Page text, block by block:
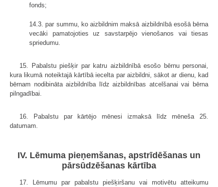
fonds;
14.3. par summu, ko aizbildnim maksā aizbildnībā esošā bērna
vecāki pamatojoties uz savstarpējo vienošanos vai tiesas
spriedumu.
15. Pabalstu piešķir par katru aizbildnībā esošo bērnu personai,
kura likumā noteiktajā kārtībā iecelta par aizbildni, sākot ar dienu, kad
bērnam nodibināta aizbildnība līdz aizbildnības atcelšanai vai bērna
pilngadībai.
16. Pabalstu par kārtējo mēnesi izmaksā līdz mēneša 25.
datumam.
IV. Lēmuma pieņemšanas, apstrīdēšanas un
pārsūdzēšanas kārtība
17. Lēmumu par pabalstu piešķiršanu vai motivētu atteikumu